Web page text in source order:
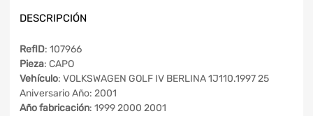
DESCRIPCIÓN
RefID: 107966
Pieza: CAPO
Vehículo: VOLKSWAGEN GOLF IV BERLINA 1J110.1997 25
Aniversario Año: 2001
Año fabricación: 1999 2000 2001